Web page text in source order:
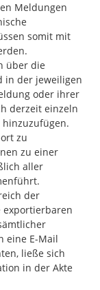
Meldungen
somit mit
über die
in der jeweiligen
oder ihrer
derzeit einzeln
zu
zu einer
aller
der
exportierbaren
eine E-Mail
ließe sich
in der Akte